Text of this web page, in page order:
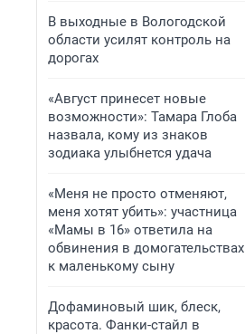
В выходные в Вологодской
области усилят контроль на
дорогах
«Август принесет новые
возможности»: Тамара Глоба
назвала, кому из знаков
зодиака улыбнется удача
«Меня не просто отменяют,
меня хотят убить»: участница
«Мамы в 16» ответила на
обвинения в домогательствах
к маленькому сыну
Дофаминовый шик, блеск,
красота. Фанки-стайл в